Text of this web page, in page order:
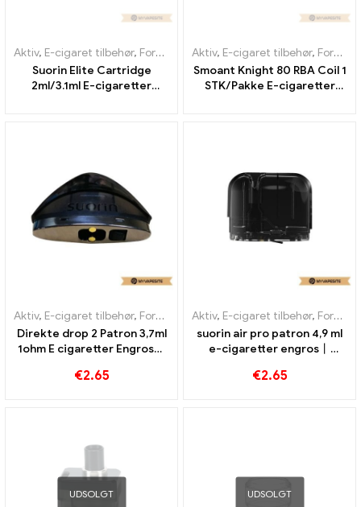
Aktiv, E-cigaret tilbehør, Fordamper
Suorin Elite Cartridge
2ml/3.1ml E-cigaretter
Aktiv, E-cigaret tilbehør, Fordamper
Smoant Knight 80 RBA Coil 1
STK/Pakke E-cigaretter
Aktiv, E-cigaret tilbehør, Fordamper
Direkte drop 2 Patron 3,7ml
1ohm E cigaretter Engros丨
€2.65
Aktiv, E-cigaret tilbehør, Fordamper
suorin air pro patron 4,9 ml
e-cigaretter engros丨
€2.65
UDSOLGT UDSOLGT